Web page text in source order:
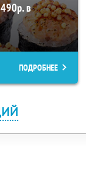
в
ПОДРОБНЕЕ